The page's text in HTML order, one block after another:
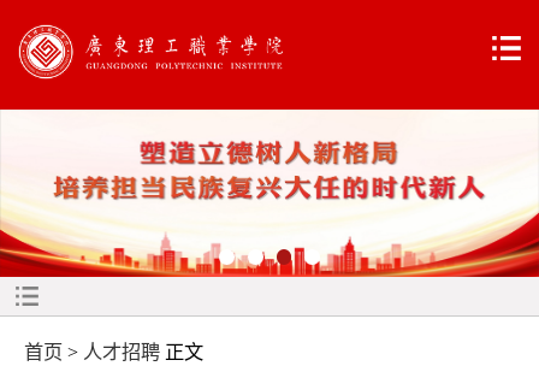
首页 > 人才招聘 正文